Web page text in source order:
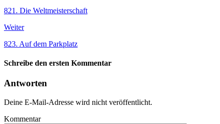
821. Die Weltmeisterschaft
Weiter
823. Auf dem Parkplatz
Schreibe den ersten Kommentar
Antworten
Deine E-Mail-Adresse wird nicht veröffentlicht.
Kommentar